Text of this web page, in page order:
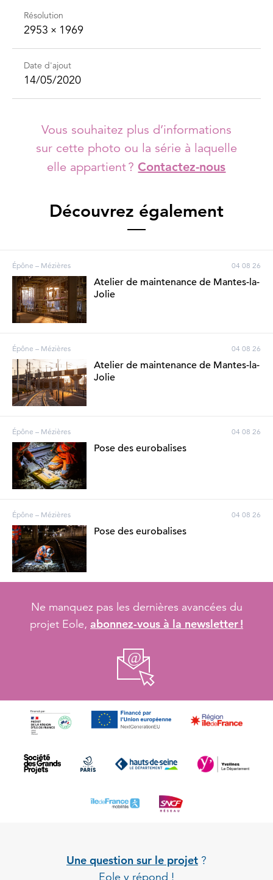
Résolution
2953 × 1969
Date d'ajout
14/05/2020
Vous souhaitez plus d’informations
sur cette photo ou la série à laquelle
elle appartient ? Contactez-nous
Découvrez également
Épône – Mézières 04 08 26
Atelier de maintenance de Mantes-la-
Jolie
Épône – Mézières 04 08 26
Atelier de maintenance de Mantes-la-
Jolie
Épône – Mézières 04 08 26
Pose des eurobalises
Épône – Mézières 04 08 26
Pose des eurobalises
Ne manquez pas les dernières avancées du
projet Eole, abonnez-vous à la newsletter !
Une question sur le projet ?
Eole y répond !